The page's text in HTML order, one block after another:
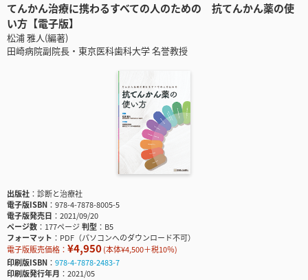
てんかん治療に携わるすべての人のための 抗てんかん薬の使
い方【電子版】
松浦 雅人(編著)
田崎病院副院長・東京医科歯科大学 名誉教授
出版社
診断と治療社
電子版ISBN
978-4-7878-8005-5
電子版発売日
2021/09/20
ページ数
177ページ判型
B5
フォーマット
PDF（パソコンへのダウンロード不可）
電子版販売価格： ¥4,950(本体¥4,500＋税10％)
印刷版ISBN
978-4-7878-2483-7
印刷版発行年月
2021/05